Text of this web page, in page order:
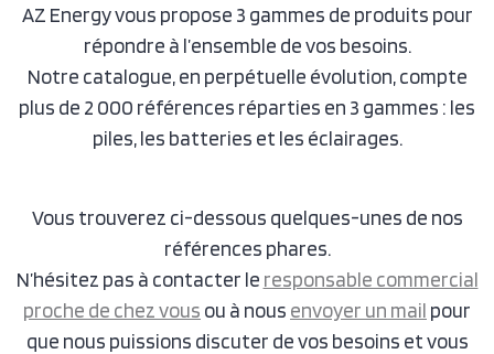
AZ Energy vous propose 3 gammes de produits pour
répondre à l’ensemble de vos besoins.
Notre catalogue, en perpétuelle évolution, compte
plus de 2 000 références réparties en 3 gammes : les
piles, les batteries et les éclairages.
Vous trouverez ci-dessous quelques-unes de nos
références phares.
N’hésitez pas à contacter le responsable commercial
proche de chez vous ou à nous envoyer un mail pour
que nous puissions discuter de vos besoins et vous